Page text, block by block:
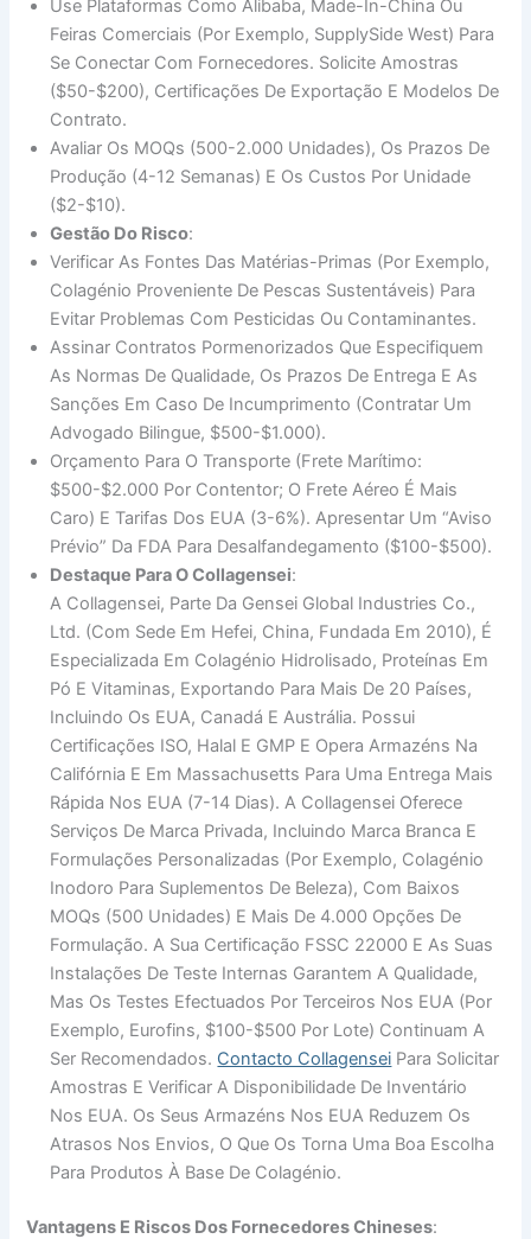
Use Plataformas Como Alibaba, Made-In-China Ou
Feiras Comerciais (por Exemplo, SupplySide West) Para
Se Conectar Com Fornecedores. Solicite Amostras
($50-$200), Certificações De Exportação E Modelos De
Contrato.
Avaliar Os MOQs (500-2.000 Unidades), Os Prazos De
Produção (4-12 Semanas) E Os Custos Por Unidade
($2-$10).
Gestão Do Risco:
Verificar As Fontes Das Matérias-Primas (por Exemplo,
Colagénio Proveniente De Pescas Sustentáveis) Para
Evitar Problemas Com Pesticidas Ou Contaminantes.
Assinar Contratos Pormenorizados Que Especifiquem
As Normas De Qualidade, Os Prazos De Entrega E As
Sanções Em Caso De Incumprimento (contratar Um
Advogado Bilingue, $500-$1.000).
Orçamento Para O Transporte (frete Marítimo:
$500-$2.000 Por Contentor; O Frete Aéreo É Mais
Caro) E Tarifas Dos EUA (3-6%). Apresentar Um “Aviso
Prévio” Da FDA Para Desalfandegamento ($100-$500).
Destaque Para O Collagensei:
A Collagensei, Parte Da Gensei Global Industries Co.,
Ltd. (com Sede Em Hefei, China, Fundada Em 2010), É
Especializada Em Colagénio Hidrolisado, Proteínas Em
Pó E Vitaminas, Exportando Para Mais De 20 Países,
Incluindo Os EUA, Canadá E Austrália. Possui
Certificações ISO, Halal E GMP E Opera Armazéns Na
Califórnia E Em Massachusetts Para Uma Entrega Mais
Rápida Nos EUA (7-14 Dias). A Collagensei Oferece
Serviços De Marca Privada, Incluindo Marca Branca E
Formulações Personalizadas (por Exemplo, Colagénio
Inodoro Para Suplementos De Beleza), Com Baixos
MOQs (500 Unidades) E Mais De 4.000 Opções De
Formulação. A Sua Certificação FSSC 22000 E As Suas
Instalações De Teste Internas Garantem A Qualidade,
Mas Os Testes Efectuados Por Terceiros Nos EUA (por
Exemplo, Eurofins, $100-$500 Por Lote) Continuam A
Ser Recomendados. Contacto Collagensei Para Solicitar
Amostras E Verificar A Disponibilidade De Inventário
Nos EUA. Os Seus Armazéns Nos EUA Reduzem Os
Atrasos Nos Envios, O Que Os Torna Uma Boa Escolha
Para Produtos À Base De Colagénio.
Vantagens E Riscos Dos Fornecedores Chineses: